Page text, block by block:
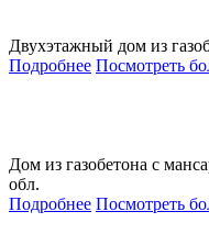
Двухэтажный дом из
Подробнее Посмотреть
Дом из газобетона с
обл.
Подробнее Посмотреть